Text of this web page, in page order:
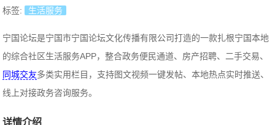
标签: 生活服务
宁国论坛是宁国市宁国论坛文化传播有限公司打造的一款扎根宁国本地
的综合社区生活服务APP，整合政务便民通道、房产招聘、二手交易、
同城交友多类实用栏目，支持图文视频一键发帖、本地热点实时推送、
线上对接政务咨询服务。
详情介绍